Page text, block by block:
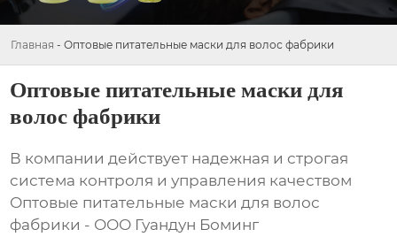
Главная - Оптовые питательные маски для волос фабрики
Оптовые питательные маски для
волос фабрики
В компании действует надежная и строгая
система контроля и управления качеством
Оптовые питательные маски для волос
фабрики - ООО Гуандун Боминг